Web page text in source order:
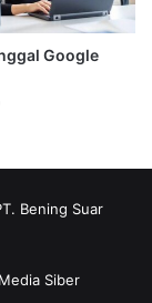
Google
Bening Suar
Siber